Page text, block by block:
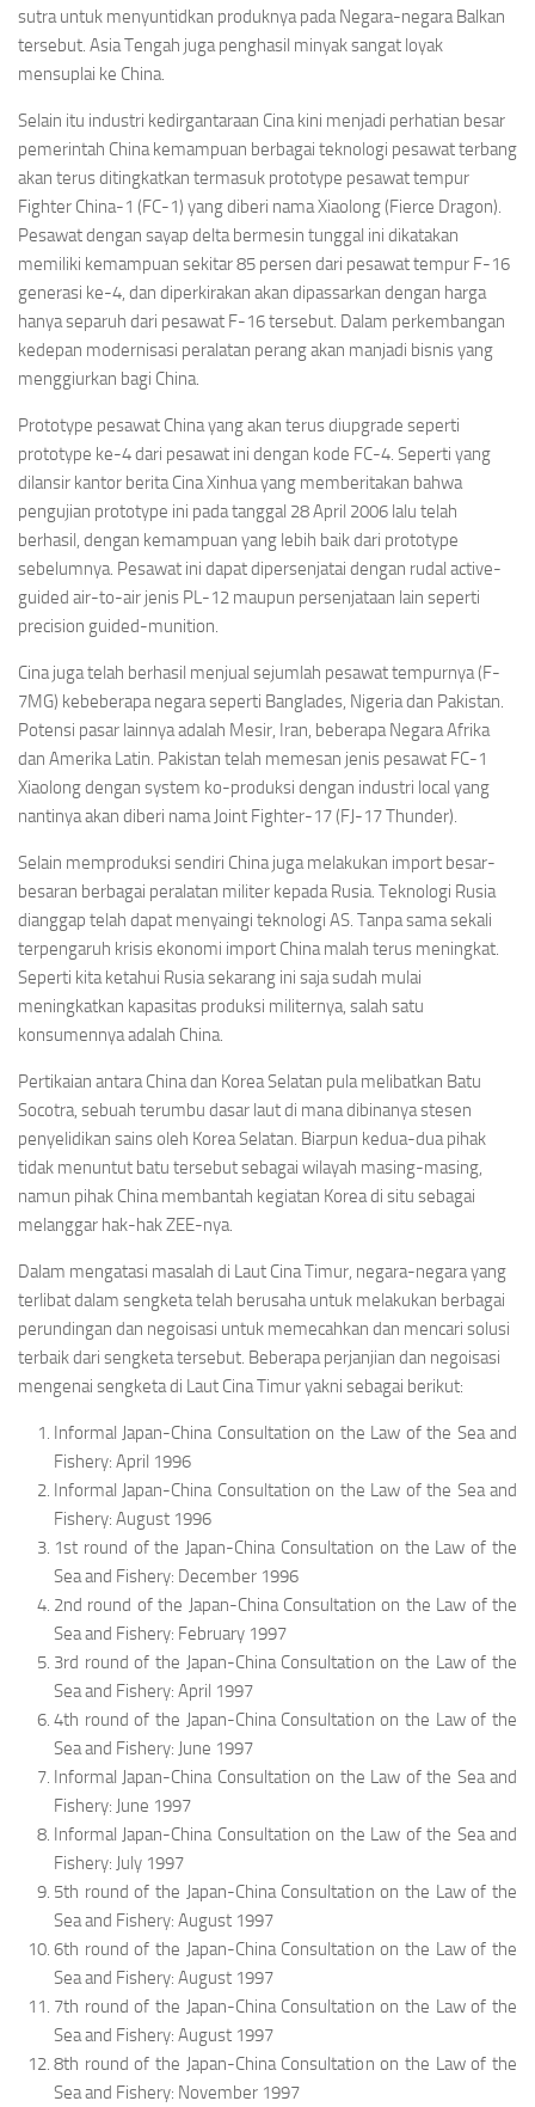
sutra untuk menyuntidkan produknya pada Negara-negara Balkan
tersebut. Asia Tengah juga penghasil minyak sangat loyak
mensuplai ke China.
Selain itu industri kedirgantaraan Cina kini menjadi perhatian besar
pemerintah China kemampuan berbagai teknologi pesawat terbang
akan terus ditingkatkan termasuk prototype pesawat tempur
Fighter China-1 (FC-1) yang diberi nama Xiaolong (Fierce Dragon).
Pesawat dengan sayap delta bermesin tunggal ini dikatakan
memiliki kemampuan sekitar 85 persen dari pesawat tempur F-16
generasi ke-4, dan diperkirakan akan dipassarkan dengan harga
hanya separuh dari pesawat F-16 tersebut. Dalam perkembangan
kedepan modernisasi peralatan perang akan manjadi bisnis yang
menggiurkan bagi China.
Prototype pesawat China yang akan terus diupgrade seperti
prototype ke-4 dari pesawat ini dengan kode FC-4. Seperti yang
dilansir kantor berita Cina Xinhua yang memberitakan bahwa
pengujian prototype ini pada tanggal 28 April 2006 lalu telah
berhasil, dengan kemampuan yang lebih baik dari prototype
sebelumnya. Pesawat ini dapat dipersenjatai dengan rudal active-
guided air-to-air jenis PL-12 maupun persenjataan lain seperti
precision guided-munition.
Cina juga telah berhasil menjual sejumlah pesawat tempurnya (F-
7MG) kebeberapa negara seperti Banglades, Nigeria dan Pakistan.
Potensi pasar lainnya adalah Mesir, Iran, beberapa Negara Afrika
dan Amerika Latin. Pakistan telah memesan jenis pesawat FC-1
Xiaolong dengan system ko-produksi dengan industri local yang
nantinya akan diberi nama Joint Fighter-17 (FJ-17 Thunder).
Selain memproduksi sendiri China juga melakukan import besar-
besaran berbagai peralatan militer kepada Rusia. Teknologi Rusia
dianggap telah dapat menyaingi teknologi AS. Tanpa sama sekali
terpengaruh krisis ekonomi import China malah terus meningkat.
Seperti kita ketahui Rusia sekarang ini saja sudah mulai
meningkatkan kapasitas produksi militernya, salah satu
konsumennya adalah China.
Pertikaian antara China dan Korea Selatan pula melibatkan Batu
Socotra, sebuah terumbu dasar laut di mana dibinanya stesen
penyelidikan sains oleh Korea Selatan. Biarpun kedua-dua pihak
tidak menuntut batu tersebut sebagai wilayah masing-masing,
namun pihak China membantah kegiatan Korea di situ sebagai
melanggar hak-hak ZEE-nya.
Dalam mengatasi masalah di Laut Cina Timur, negara-negara yang
terlibat dalam sengketa telah berusaha untuk melakukan berbagai
perundingan dan negoisasi untuk memecahkan dan mencari solusi
terbaik dari sengketa tersebut. Beberapa perjanjian dan negoisasi
mengenai sengketa di Laut Cina Timur yakni sebagai berikut:
Informal Japan-China Consultation on the Law of the Sea and
Fishery: April 1996
Informal Japan-China Consultation on the Law of the Sea and
Fishery: August 1996
1st round of the Japan-China Consultation on the Law of the
Sea and Fishery: December 1996
2nd round of the Japan-China Consultation on the Law of the
Sea and Fishery: February 1997
3rd round of the Japan-China Consultation on the Law of the
Sea and Fishery: April 1997
4th round of the Japan-China Consultation on the Law of the
Sea and Fishery: June 1997
Informal Japan-China Consultation on the Law of the Sea and
Fishery: June 1997
Informal Japan-China Consultation on the Law of the Sea and
Fishery: July 1997
5th round of the Japan-China Consultation on the Law of the
Sea and Fishery: August 1997
6th round of the Japan-China Consultation on the Law of the
Sea and Fishery: August 1997
7th round of the Japan-China Consultation on the Law of the
Sea and Fishery: August 1997
8th round of the Japan-China Consultation on the Law of the
Sea and Fishery: November 1997